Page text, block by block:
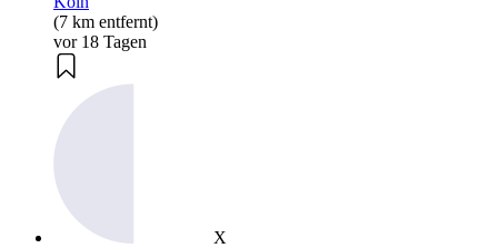
(7 km entfernt)
vor 18 Tagen
X